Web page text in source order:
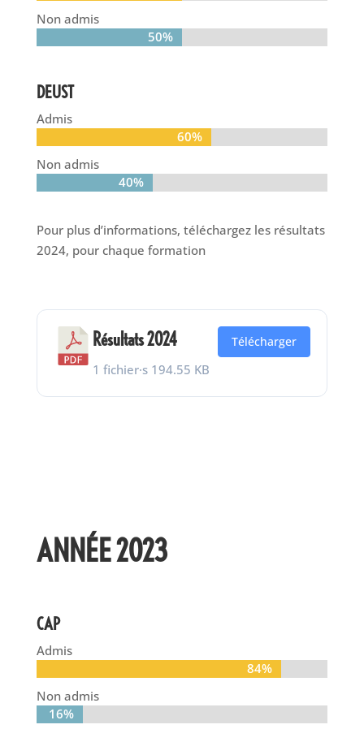
Non admis
50%
50%
DEUST
Admis
60%
60%
Non admis
40%
40%
Pour plus d’informations, téléchargez les résultats
2024, pour chaque formation
Résultats 2024
1 fichier·s 194.55 KB
Télécharger
ANNÉE 2023
CAP
Admis
84%
84%
Non admis
16%
16%